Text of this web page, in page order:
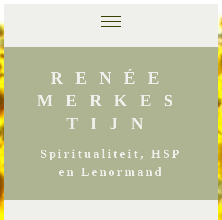
RENÉE
MERKES
TIJN
Spiritualiteit, HSP
en Lenormand